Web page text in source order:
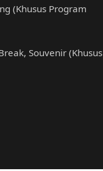
(Khusus Program
Souvenir (Khusus